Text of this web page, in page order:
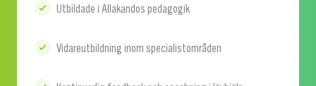
Utbildade i Allakandos pedagogik
Vidareutbildning inom specialistområden